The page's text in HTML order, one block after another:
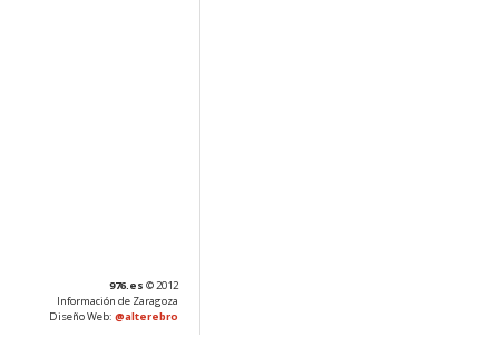
976.es © 2012
Información de Zaragoza
Diseño Web: @alterebro